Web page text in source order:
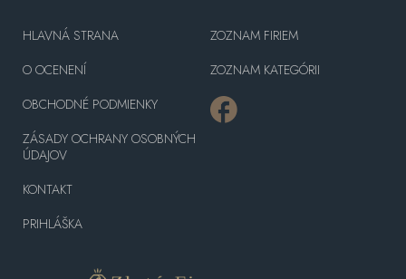
HLAVNÁ STRANA
O OCENENÍ
OBCHODNÉ PODMIENKY
ZÁSADY OCHRANY OSOBNÝCH
ÚDAJOV
KONTAKT
PRIHLÁŠKA
ZOZNAM FIRIEM
ZOZNAM KATEGÓRII